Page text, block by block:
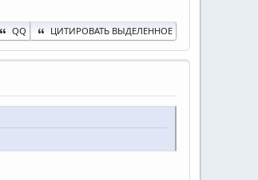
QQ ЦИТИРОВАТЬ ВЫДЕЛЕННОЕ